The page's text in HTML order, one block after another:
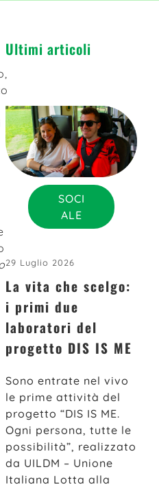
Ultimi articoli
SOCI
ALE
29 Luglio 2026
La vita che scelgo:
i primi due
laboratori del
progetto DIS IS ME
Sono entrate nel vivo
le prime attività del
progetto “DIS IS ME.
Ogni persona, tutte le
possibilità”, realizzato
da UILDM – Unione
Italiana Lotta alla